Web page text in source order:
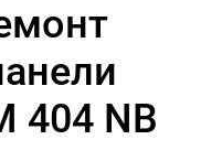
404 NB